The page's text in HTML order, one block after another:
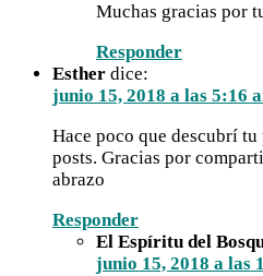
Muchas gracias por
Responder
Esther dice:
junio 15, 2018 a las 5:16
Hace poco que descubrí
posts. Gracias por
abrazo
Responder
El Espíritu del
junio 15, 2018 a las